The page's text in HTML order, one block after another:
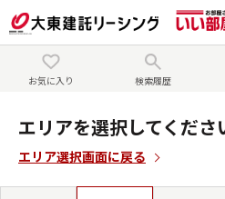
お気に入り 検索履歴
エリアを選択してくださ
エリア選択画面に戻る